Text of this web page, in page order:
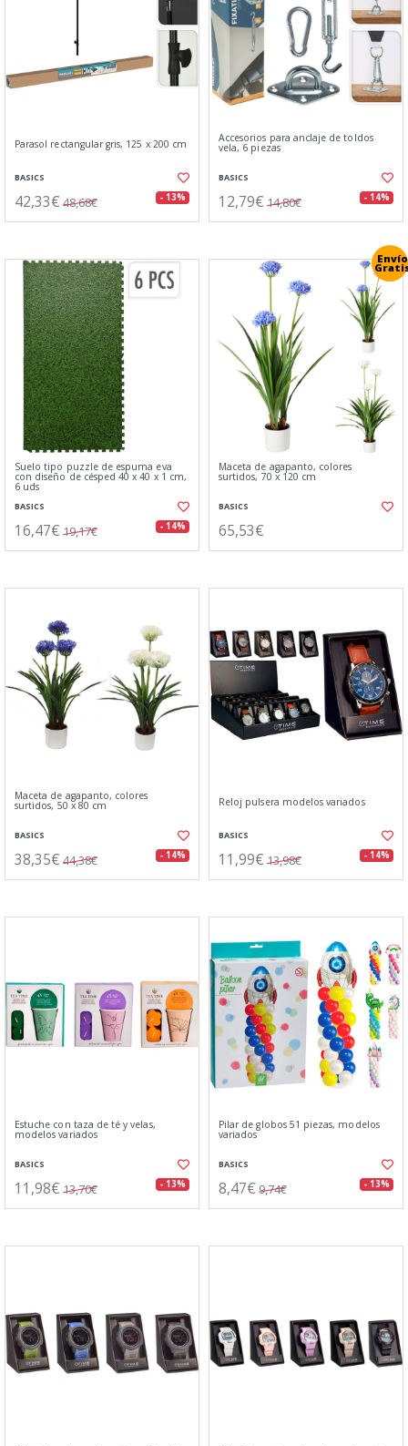
Parasol rectangular gris, 125 x 200 cm
BASICS
42,33€ 48,68€ - 13%
Accesorios para anclaje de toldos
vela, 6 piezas
BASICS
12,79€ 14,80€ - 14%
Suelo tipo puzzle de espuma eva
con diseño de césped 40 x 40 x 1 cm,
6 uds
BASICS
16,47€ 19,17€ - 14%
Envío
Maceta de agapanto, colores
surtidos, 70 x 120 cm
BASICS
65,53€
Maceta de agapanto, colores
surtidos, 50 x 80 cm
BASICS
38,35€ 44,38€ - 14%
Reloj pulsera modelos variados
BASICS
11,99€ 13,98€ - 14%
Estuche con taza de té y velas,
modelos variados
BASICS
11,98€ 13,70€ - 13%
Pilar de globos 51 piezas, modelos
variados
BASICS
8,47€ 9,74€ - 13%